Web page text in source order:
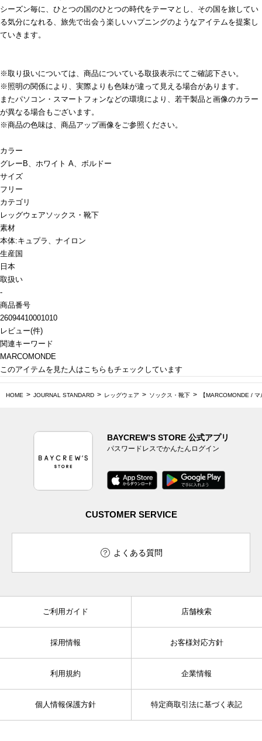
シーズン毎に、ひとつの国のひとつの時代をテーマとし、その国を旅してい
る気分になれる、旅先で出会う楽しいハプニングのようなアイテムを提案し
ていきます。
※取り扱いについては、商品についている取扱表示にてご確認下さい。
※照明の関係により、実際よりも色味が違って見える場合があります。
またパソコン・スマートフォンなどの環境により、若干製品と画像のカラー
が異なる場合もございます。
※商品の色味は、商品アップ画像をご参照ください。
カラー
グレーB、ホワイト A、ボルドー
サイズ
フリー
カテゴリ
レッグウェア ソックス・靴下
素材
本体:キュプラ、ナイロン
生産国
日本
取扱い
-
商品番号
26094410001010
レビュー(件)
関連キーワード
MARCOMONDE
このアイテムを見た人はこちらもチェックしています
HOME JOURNAL STANDARD レッグウェア ソックス・靴下 【MARCOMONDE /
BAYCREW’S STORE 公式アプリ
パスワードレスでかんたんログイン
CUSTOMER SERVICE
よくある質問
ご利用ガイド 店舗検索
採用情報 お客様対応方針
利用規約 企業情報
個人情報保護方針 特定商取引法に基づく表記